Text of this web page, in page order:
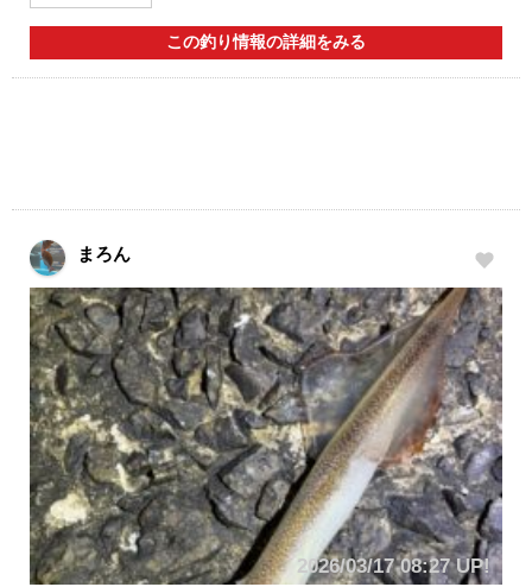
この釣り情報の詳細をみる
まろん
2026/03/17 08:27 UP!